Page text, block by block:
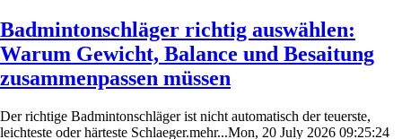
Badmintonschläger richtig auswählen:
Warum Gewicht, Balance und Besaitung
zusammenpassen müssen
Der richtige Badmintonschläger ist nicht automatisch der teuerste,
leichteste oder härteste Schlaeger.mehr...Mon, 20 July 2026 09:25:24